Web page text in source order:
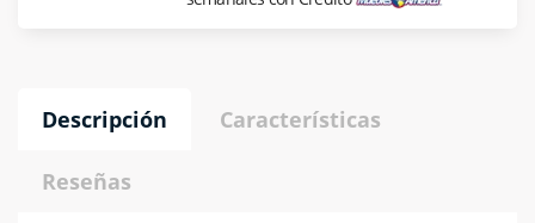
Descripción Características
Reseñas